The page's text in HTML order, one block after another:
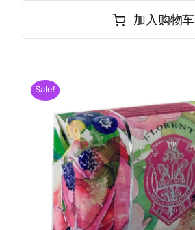
加入购物车
Sale!